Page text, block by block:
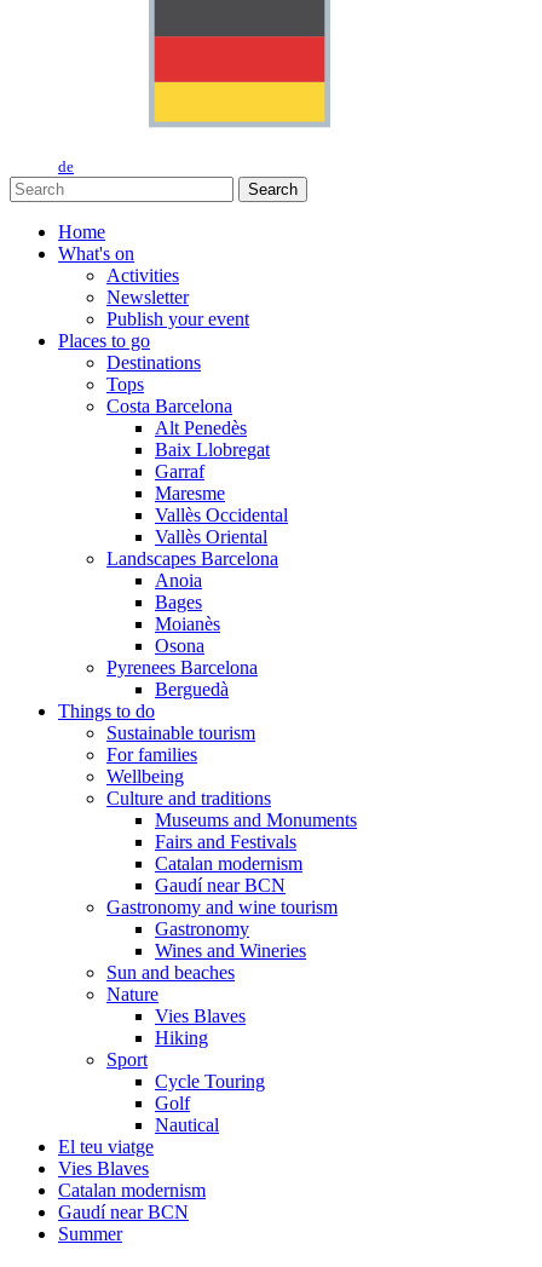
de
Search
Home
What's on
Activities
Newsletter
Publish your event
Places to go
Destinations
Tops
Costa Barcelona
Alt Penedès
Baix Llobregat
Garraf
Maresme
Vallès Occidental
Vallès Oriental
Landscapes Barcelona
Anoia
Bages
Moianès
Osona
Pyrenees Barcelona
Berguedà
Things to do
Sustainable tourism
For families
Wellbeing
Culture and traditions
Museums and Monuments
Fairs and Festivals
Catalan modernism
Gaudí near BCN
Gastronomy and wine tourism
Gastronomy
Wines and Wineries
Sun and beaches
Nature
Vies Blaves
Hiking
Sport
Cycle Touring
Golf
Nautical
El teu viatge
Vies Blaves
Catalan modernism
Gaudí near BCN
Summer